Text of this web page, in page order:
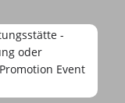
-
oder
Event